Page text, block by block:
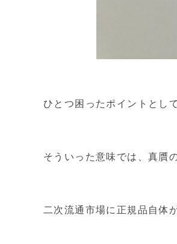
ひとつ困ったポイントとし
そういった意味では、真贋
二次流通市場に正規品自体